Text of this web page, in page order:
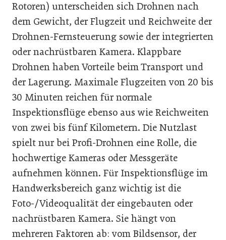
Rotoren) unterscheiden sich Drohnen nach
dem Gewicht, der Flugzeit und Reichweite der
Drohnen-Fernsteuerung sowie der integrierten
oder nachrüstbaren Kamera. Klappbare
Drohnen haben Vorteile beim Transport und
der Lagerung. Maximale Flugzeiten von 20 bis
30 Minuten reichen für normale
Inspektionsflüge ebenso aus wie Reichweiten
von zwei bis fünf Kilometern. Die Nutzlast
spielt nur bei Profi-Drohnen eine Rolle, die
hochwertige Kameras oder Messgeräte
aufnehmen können. Für Inspektionsflüge im
Handwerksbereich ganz wichtig ist die
Foto-/Videoqualität der eingebauten oder
nachrüstbaren Kamera. Sie hängt von
mehreren Faktoren ab: vom Bildsensor, der